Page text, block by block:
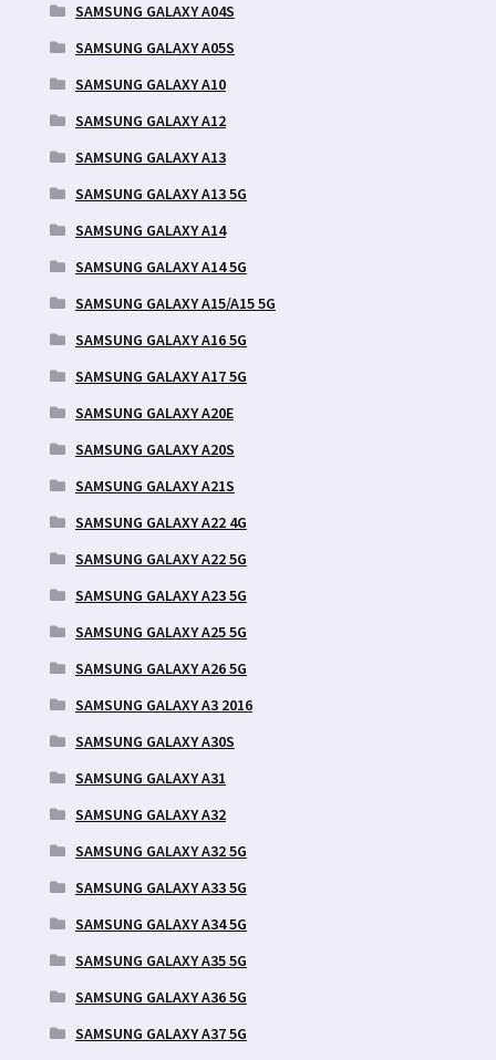
SAMSUNG GALAXY A04S
SAMSUNG GALAXY A05S
SAMSUNG GALAXY A10
SAMSUNG GALAXY A12
SAMSUNG GALAXY A13
SAMSUNG GALAXY A13 5G
SAMSUNG GALAXY A14
SAMSUNG GALAXY A14 5G
SAMSUNG GALAXY A15/A15 5G
SAMSUNG GALAXY A16 5G
SAMSUNG GALAXY A17 5G
SAMSUNG GALAXY A20E
SAMSUNG GALAXY A20S
SAMSUNG GALAXY A21S
SAMSUNG GALAXY A22 4G
SAMSUNG GALAXY A22 5G
SAMSUNG GALAXY A23 5G
SAMSUNG GALAXY A25 5G
SAMSUNG GALAXY A26 5G
SAMSUNG GALAXY A3 2016
SAMSUNG GALAXY A30S
SAMSUNG GALAXY A31
SAMSUNG GALAXY A32
SAMSUNG GALAXY A32 5G
SAMSUNG GALAXY A33 5G
SAMSUNG GALAXY A34 5G
SAMSUNG GALAXY A35 5G
SAMSUNG GALAXY A36 5G
SAMSUNG GALAXY A37 5G